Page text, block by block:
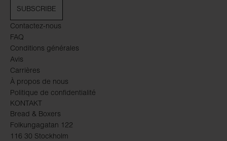
Contactez-nous
FAQ
Conditions générales
Avis
Carrières
À propos de nous
Politique de confidentialité
KONTAKT
Bread & Boxers
Folkungagatan 122
116 30 Stockholm
SUBSCRIBE